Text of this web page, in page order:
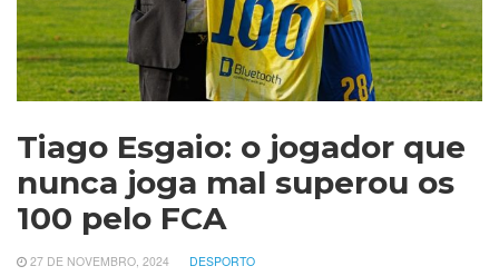
Tiago Esgaio: o jogador que
nunca joga mal superou os
100 pelo FCA
27 DE NOVEMBRO, 2024 DESPORTO